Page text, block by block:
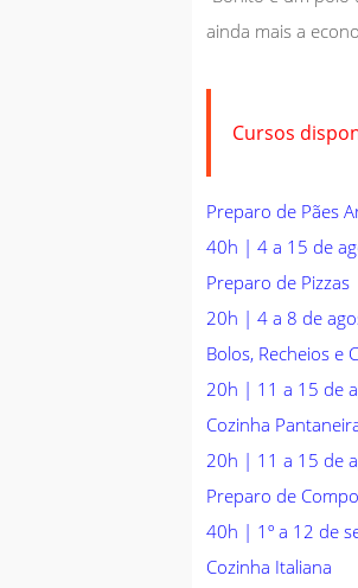
ainda mais a
Cursos
Preparo de Pães
40h | 4 a 15 de
Preparo de Pizzas
20h | 4 a 8 de
Bolos, Recheios e
20h | 11 a 15 de
Cozinha
20h | 11 a 15 de
Preparo de
40h | 1º a 12 de
Cozinha Italiana